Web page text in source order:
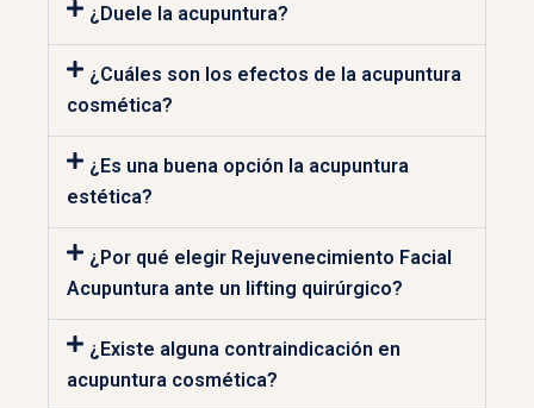
¿Duele la acupuntura?
¿Cuáles son los efectos de la acupuntura
cosmética?
¿Es una buena opción la acupuntura
estética?
¿Por qué elegir Rejuvenecimiento Facial
Acupuntura ante un lifting quirúrgico?
¿Existe alguna contraindicación en
acupuntura cosmética?